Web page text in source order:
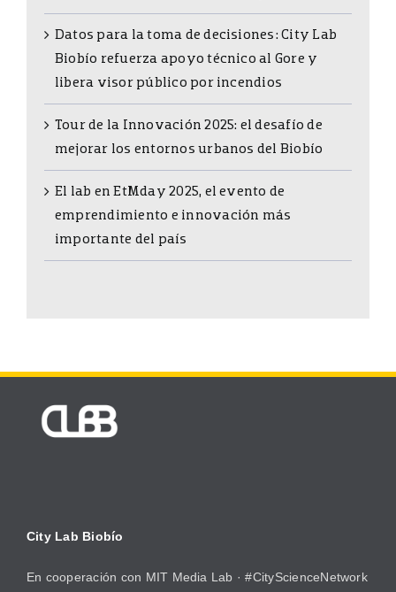
Datos para la toma de decisiones: City Lab
Biobío refuerza apoyo técnico al Gore y
libera visor público por incendios
Tour de la Innovación 2025: el desafío de
mejorar los entornos urbanos del Biobío
El lab en EtMday 2025, el evento de
emprendimiento e innovación más
importante del país
City Lab Biobío
En cooperación con MIT Media Lab · #CityScienceNetwork